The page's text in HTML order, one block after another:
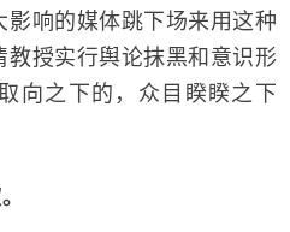
响的媒体跳下场来用这种
授实行舆论抹黑和意识形
向之下的，众目睽睽之下